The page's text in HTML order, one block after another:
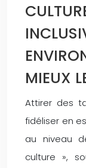
MIEUX
Attirer des
fidéliser en
au niveau
culture »,